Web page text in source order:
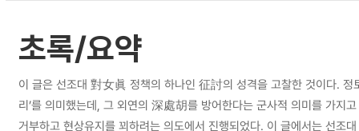
초록/요약
이 글은 선조대 對女眞 정책의 하나인 征討의 성격을 고찰한 것이다.
리’를 의미했는데, 그 외연의 深處胡를 방어한다는 군사적 의미를 가
거부하고 현상유지를 꾀하려는 의도에서 진행되었다. 이 글에서는 선